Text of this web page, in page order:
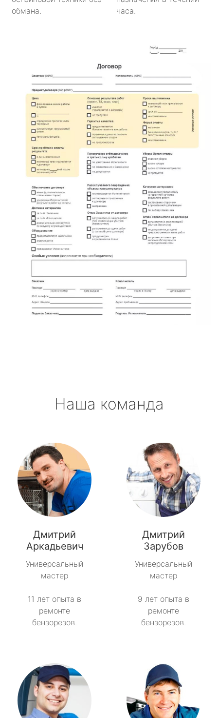
обмана.
часа.
Наша команда
Дмитрий
Аркадьевич
Универсальный
мастер
11 лет опыта в
ремонте
бензорезов.
Дмитрий
Зарубов
Универсальный
мастер
9 лет опыта в
ремонте
бензорезов.